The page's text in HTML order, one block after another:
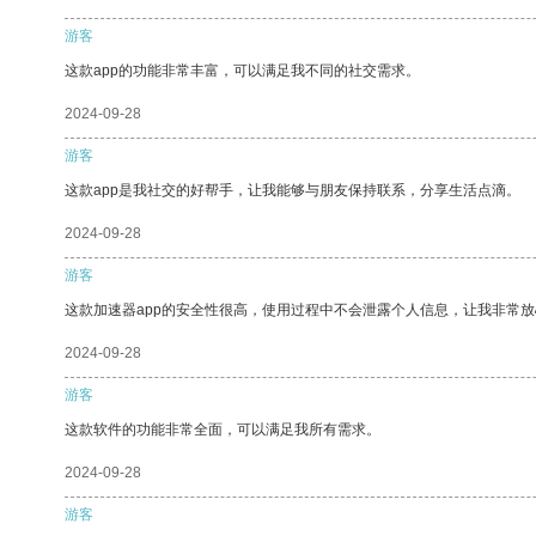
游客
这款app的功能非常丰富，可以满足我不同的社交需求。
2024-09-28
游客
这款app是我社交的好帮手，让我能够与朋友保持联系，分享生活点滴。
2024-09-28
游客
这款加速器app的安全性很高，使用过程中不会泄露个人信息，让我非常
2024-09-28
游客
这款软件的功能非常全面，可以满足我所有需求。
2024-09-28
游客